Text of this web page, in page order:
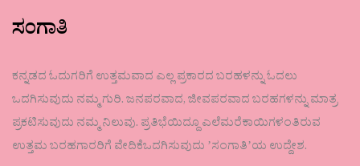
ಸಂಗಾತಿ
ಕನ್ನಡದ ಓದುಗರಿಗೆ ಉತ್ತಮವಾದ ಎಲ್ಲ ಪ್ರಕಾರದ ಬರಹಳನ್ನು ಓದಲು
ಒದಗಿಸುವುದು ನಮ್ಮ ಗುರಿ. ಜನಪರವಾದ, ಜೀವಪರವಾದ ಬರಹಗಳನ್ನು ಮಾತ್ರ
ಪ್ರಕಟಿಸುವುದು ನಮ್ಮ ನಿಲುವು. ಪ್ರತಿಭೆಯಿದ್ದೂ ಎಲೆಮರೆಕಾಯಿಗಳಂತಿರುವ
ಉತ್ತಮ ಬರಹಗಾರರಿಗೆ ವೇದಿಕೆಒದಗಿಸುವುದು ʼಸಂಗಾತಿʼಯ ಉದ್ದೇಶ.